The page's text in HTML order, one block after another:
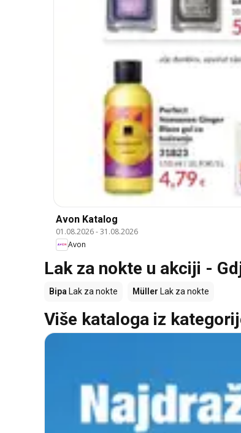
Avon Katalog
01.08.2026-31.08.2026
Avon
Lak za nokte u akciji -
Bipa Lak za nokte Müller Lak za nokte
Više kataloga iz